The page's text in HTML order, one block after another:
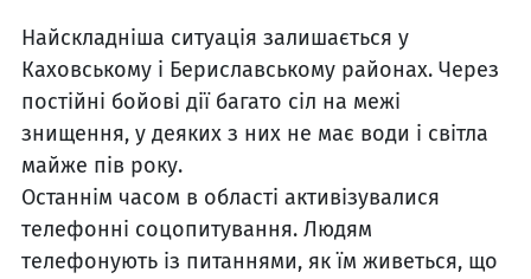
Найскладніша ситуація залишається у
Каховському і Бериславському районах. Через
постійні бойові дії багато сіл на межі
знищення, у деяких з них не має води і світла
майже пів року.
Останнім часом в області активізувалися
телефонні соцопитування. Людям
телефонують із питаннями, як їм живеться, що